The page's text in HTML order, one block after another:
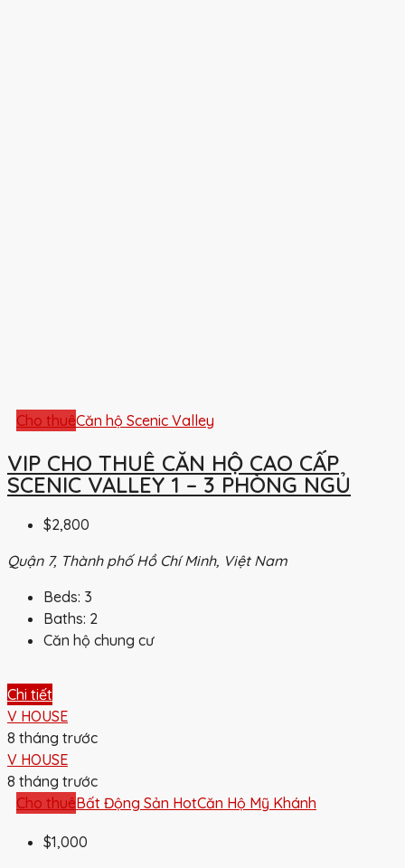
Cho thuêCăn hộ Scenic Valley
VIP CHO THUÊ CĂN HỘ CAO CẤP
SCENIC VALLEY 1 – 3 PHÒNG NGỦ
$2,800
Quận 7, Thành phố Hồ Chí Minh, Việt Nam
Beds: 3
Baths: 2
Căn hộ chung cư
Chi tiết
V HOUSE
8 tháng trước
V HOUSE
8 tháng trước
Cho thuêBất Động Sản HotCăn Hộ Mỹ Khánh
$1,000